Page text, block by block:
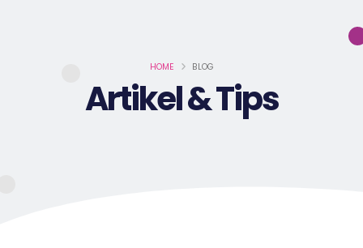
HOME BLOG
Artikel & Tips